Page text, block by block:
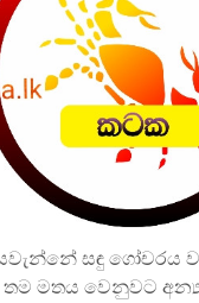
සඳු ගෝචරය
මතය වෙනුවට